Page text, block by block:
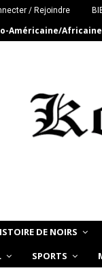
/ Rejoindre
Américaine/
DE NOIRS
SPORTS